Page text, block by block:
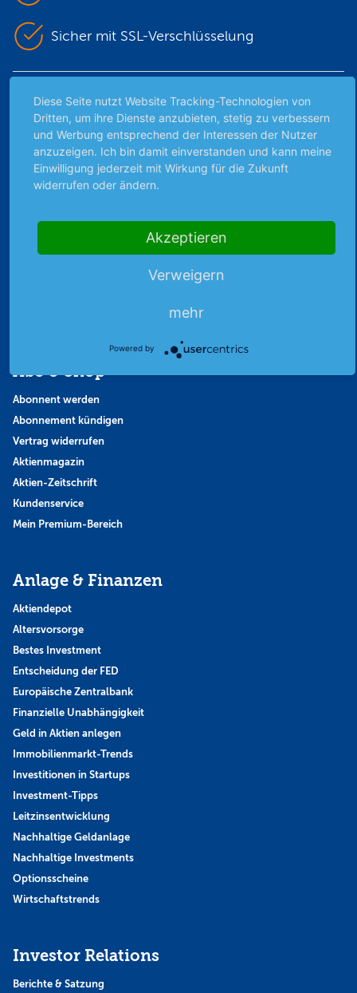
Sicher mit SSL-Verschlüsselung
Highlights
Börsenbericht
Börsengerüchte
Börsengespräche
Finanzpodcast
Abo & Shop
Abonnent werden
Abonnement kündigen
Vertrag widerrufen
Aktienmagazin
Aktien-Zeitschrift
Kundenservice
Mein Premium-Bereich
Anlage & Finanzen
Aktiendepot
Altersvorsorge
Bestes Investment
Entscheidung der FED
Europäische Zentralbank
Finanzielle Unabhängigkeit
Geld in Aktien anlegen
Immobilienmarkt-Trends
Investitionen in Startups
Investment-Tipps
Leitzinsentwicklung
Nachhaltige Geldanlage
Nachhaltige Investments
Optionsscheine
Wirtschaftstrends
Investor Relations
Berichte & Satzung
Diese Seite nutzt Website Tracking-Technologien von
Dritten, um ihre Dienste anzubieten, stetig zu verbessern
und Werbung entsprechend der Interessen der Nutzer
anzuzeigen. Ich bin damit einverstanden und kann meine
Einwilligung jederzeit mit Wirkung für die Zukunft
widerrufen oder ändern.
Akzeptieren
Verweigern
mehr
Powered by